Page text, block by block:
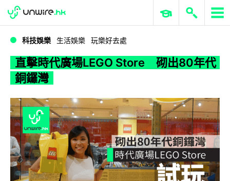
WWDC 2026 ERP 與商業 AI
科技娛樂 生活娛樂 玩樂好去處
直擊時代廣場LEGO Store 砌出80年代
銅鑼灣